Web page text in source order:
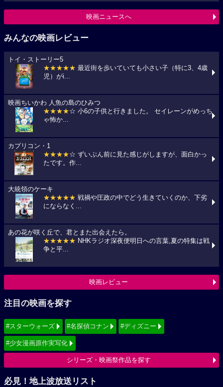
映画ニュースへ
みんなの映画レビュー
トイ・ストーリー5
★★★★★ 最近街を歩いていても小さい子（特に3、4歳
児）がi...
映画ちいかわ 人魚の島のひみつ
★★★★☆ 小6の子供と行きました。 セイレーンがめっち
ゃ怖か...
カプリコン・1
★★★★☆ ずいぶん前に見た感じがしますが、面白かっ
たです。作...
大統領のケーキ
★★★★★ 戦禍や圧政の中でどう生きていくのか、下劣
にならなく...
あの花が咲く丘で、君とまた出会えたら。
★★★★★ NHKラジオ深夜便明日への言葉,夏の特集は戦
争と平...
映画レビュー
注目の映画を探す
#スターウォーズ #名探偵コナン #ディズニー
#少女漫画原作実写化
シリーズ・映画祭作品を探す
必見！地上波放送リスト